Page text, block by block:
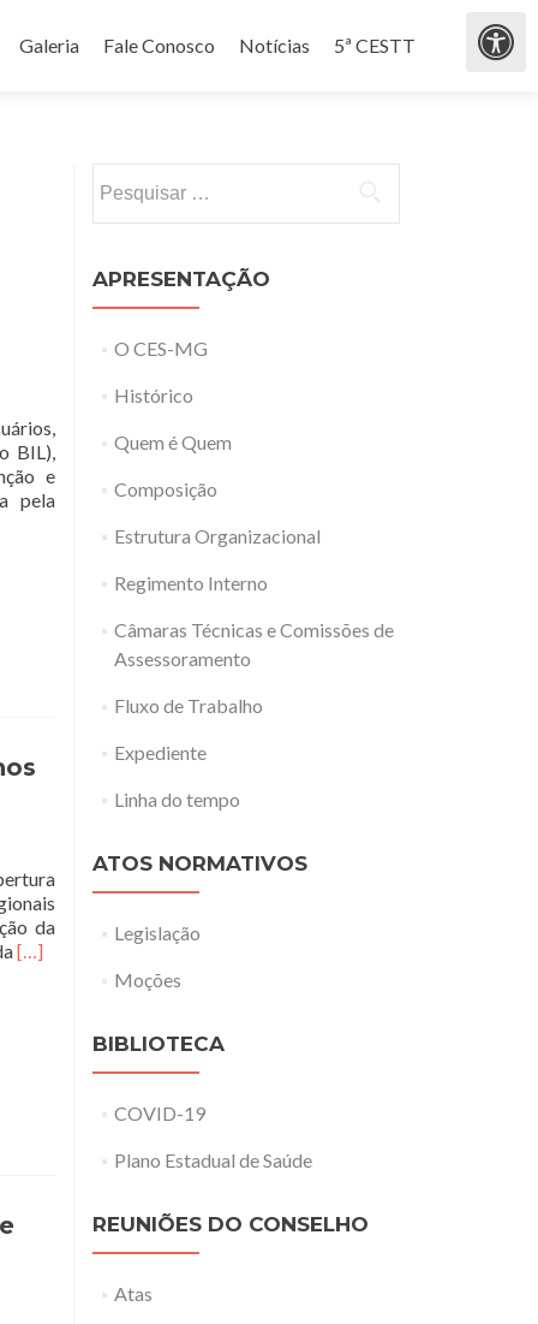
Galeria Fale Conosco Notícias 5ª CESTT
BIL),
e
pela
da
Leia
Educação
Permanente
[…]
APRESENTAÇÃO
O CES-MG
Histórico
Quem é Quem
Composição
Estrutura Organizacional
Regimento Interno
Câmaras Técnicas e Comissões de
Assessoramento
Fluxo de Trabalho
Expediente
Linha do tempo
ATOS NORMATIVOS
Legislação
Moções
BIBLIOTECA
COVID-19
Plano Estadual de Saúde
REUNIÕES DO CONSELHO
Atas